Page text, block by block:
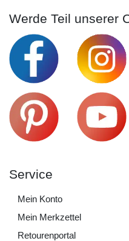
Werde Teil unserer
Service
Mein Konto
Mein Merkzettel
Retourenportal